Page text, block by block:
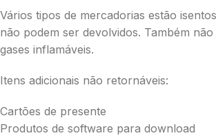
Vários tipos de mercadorias estão
não podem ser devolvidos. Também
gases inflamáveis.
Itens adicionais não retornáveis:
Cartões de presente
Produtos de software para download